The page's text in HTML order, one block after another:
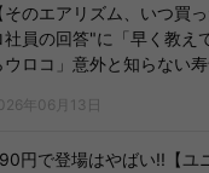
そのエアリズム、いつ買
社員の回答"に「早く教え
ウロコ」意外と知らない
年06月13日
円で登場はやばい!!【ユ